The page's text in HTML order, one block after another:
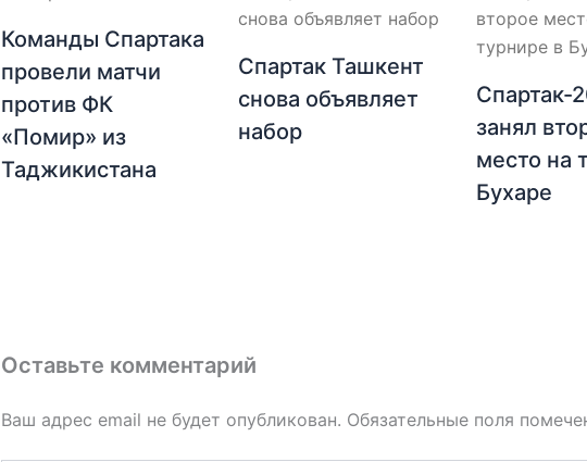
Команды Спартака
провели матчи
против ФК
«Помир» из
Таджикистана
Спартак Ташкент
снова объявляет
набор
Спартак-
занял
место на
Бухаре
Оставьте комментарий
Ваш адрес email не будет опубликован. Обязательные поля